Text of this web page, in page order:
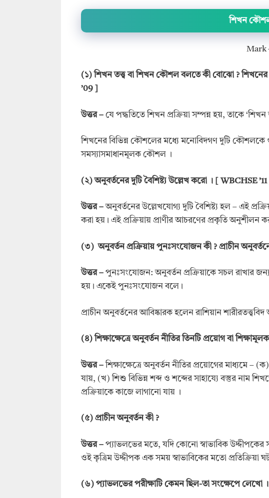
শিখন কৌশল
Mark
(১)শিখন তত্ত্ব বা শিখন কৌশল বলতে কী বোঝো ?
’09 ]
উত্তর – যে পদ্ধতিতে শিখন প্রক্রিয়া সম্পন্ন হয়, তাকে
শিখনের বিভিন্ন কৌশলের মধ্যে মনোবিদগণ দুটি
সমস্যাসমাধানমূলক কৌশল ।
(২)অনুবর্তনের দুটি বৈশিষ্ট্য উল্লেখ করো । [ WBCHSE ’11 ]
উত্তর –অনুবর্তনের উল্লেখযোগ্য দুটি বৈশিষ্ট্য হল – এই
করা হয়। এই প্রক্রিয়ায় প্রাণীর আচরণের প্রকৃতি অনুশীলন
(৩)অনুবর্তন প্রক্রিয়ায় পুনঃসংযোজন কী ? প্রাচীন
উত্তর – পুনঃসংযোজন: অনুবর্তন প্রক্রিয়াকে সচল রাখার
হয়। একেই পুনঃসংযোজন বলে।
প্রাচীন অনুবর্তনের আবিষ্কারক হলেন রাশিয়ান
(৪)শিক্ষাক্ষেত্রে অনুবর্তন নীতিরতিনটি প্রয়োগ বা
উত্তর –শিক্ষাক্ষেত্রে অনুবর্তন নীতির প্রয়োগের মাধ্যমে
যায়, (খ) শিশু বিভিন্ন শব্দ ও শব্দের সাহায্যে বস্তুর নাম
প্রক্রিয়াকে কাজে লাগানো যায় ।
(৫) প্রাচীন অনুবর্তন কী ?
উত্তর – প্যাভলভের মতে, যদি কোনো স্বাভাবিক উদ্দীপকের
ওই কৃত্রিম উদ্দীপক এক সময় স্বাভাবিকের মতো প্রতিক্রিয়া
(৬) প্যাভলভের পরীক্ষাটি কেমন ছিল-তা সংক্ষেপে লেখো ।